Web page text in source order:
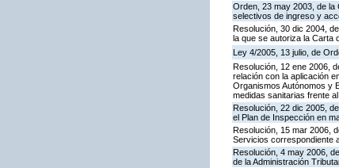
Orden, 23 may 2003, de la
selectivos de ingreso y
Resolución, 30 dic 2004,
la que se autoriza la Carta
Ley 4/2005, 13 julio, de
Resolución, 12 ene 2006,
relación con la aplicación
Organismos Autónomos y
medidas sanitarias frente
Resolución, 22 dic 2005,
el Plan de Inspección en
Resolución, 15 mar 2006,
Servicios correspondiente
Resolución, 4 may 2006,
de la Administración